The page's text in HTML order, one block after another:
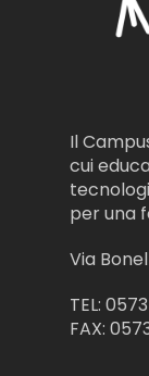
Il
cui
per una
Via
TEL:
FAX: